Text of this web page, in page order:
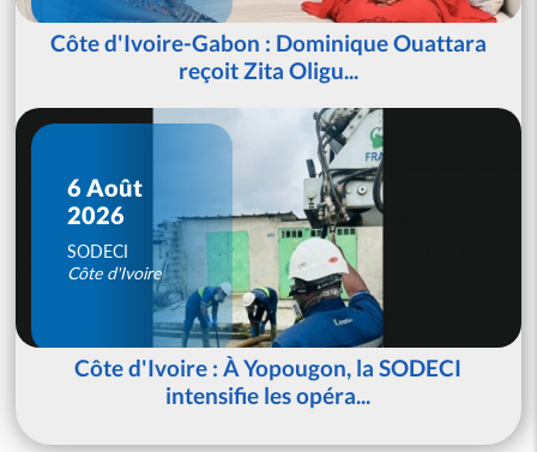
Côte d'Ivoire-Gabon : Dominique Ouattara
reçoit Zita Oligu...
6 Août
2026
SODECI
Côte d'Ivoire
Côte d'Ivoire : À Yopougon, la SODECI
intensifie les opéra...